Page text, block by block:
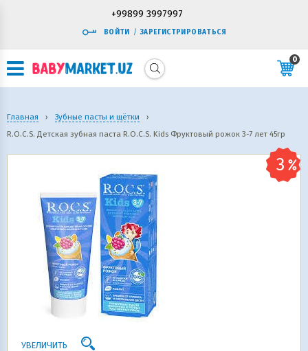
+99899 3997997
ВОЙТИ / ЗАРЕГИСТРИРОВАТЬСЯ
0
Главная › Зубные пасты и щётки
›
R.O.C.S. Детская зубная паста R.O.C.S. Kids Фруктовый рожок 3-7 лет 45гр
УВЕЛИЧИТЬ